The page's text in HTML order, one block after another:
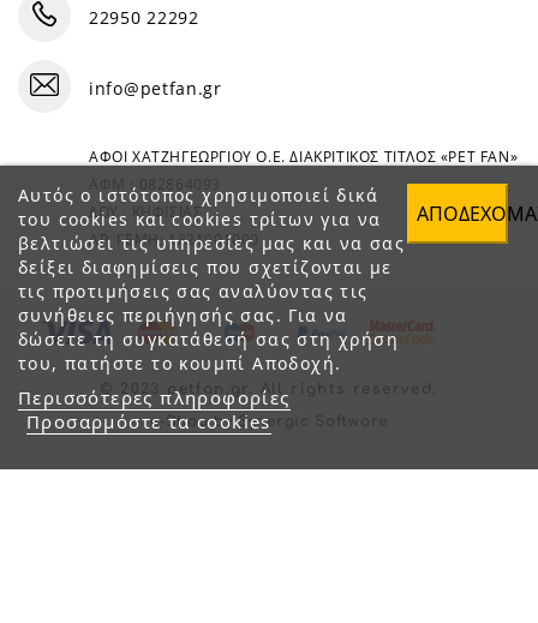
Αυτός ο ιστότοπος χρησιμοποιεί δικά
του cookies και cookies τρίτων για να
βελτιώσει τις υπηρεσίες μας και να σας
δείξει διαφημίσεις που σχετίζονται με
τις προτιμήσεις σας αναλύοντας τις
συνήθειες περιήγησής σας. Για να
δώσετε τη συγκατάθεσή σας στη χρήση
του, πατήστε το κουμπί Αποδοχή.
Περισσότερες πληροφορίες
Προσαρμόστε τα cookies
22950 22292
info@petfan.gr
ΑΦΟΙ ΧΑΤΖΗΓΕΩΡΓΙΟΥ Ο.Ε. ΔΙΑΚΡΙΤΙΚΟΣ ΤΙΤΛΟΣ «PET FAN»
ΑΦΜ : 082864093
ΔΟΥ : ΚΗΦΙΣΙΑΣ
ΑΡ. ΓΕΜΗ: 1821901000
© 2023 petfan.gr. All rights reserved.
e-Shop by Synergic Software